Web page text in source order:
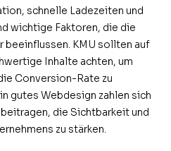
schnelle Ladezeiten und
wichtige Faktoren, die die
beeinflussen. KMU sollten auf
Inhalte achten, um
Conversion-Rate zu
gutes Webdesign zahlen sich
die Sichtbarkeit und
zu stärken.